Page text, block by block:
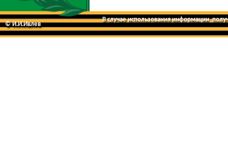
© И.И.Ивлев
В случае использования информации,